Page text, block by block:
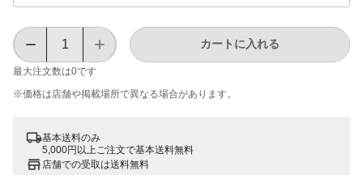
最大注文数は0です
カートに入れる
※価格は​店舗や​掲載場所で​異なる​場合が​あります。
基本送料のみ
5,000円以上ご注文で基本送料無料
店舗での受取は送料無料